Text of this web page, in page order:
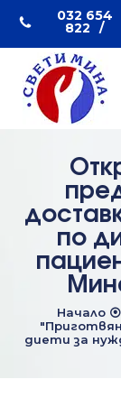
032 654
822
по
Начало ⦿
диети за